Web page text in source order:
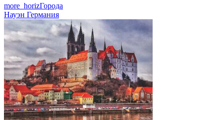
more_horizГорода
Науэн Германия